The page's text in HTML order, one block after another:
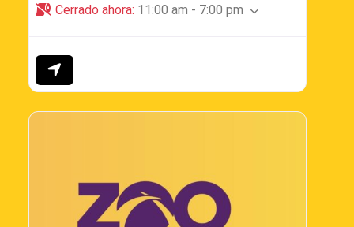
Cerrado ahora: 11:00 am - 7:00 pm